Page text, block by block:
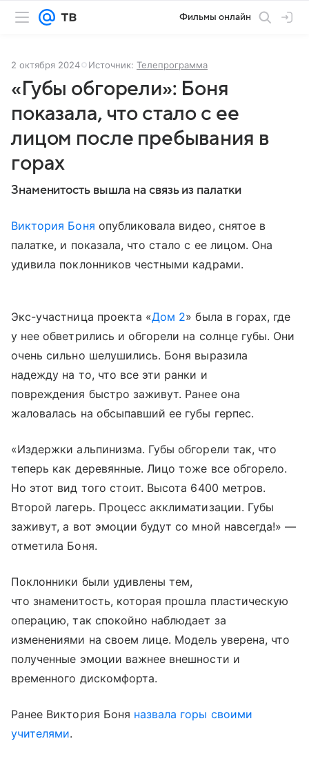
Фильмы онлайн
2 октября 2024 Источник: Телепрограмма
«Губы обгорели»: Боня
показала, что стало с ее
лицом после пребывания в
горах
Знаменитость вышла на связь из палатки
Виктория Боня опубликовала видео, снятое в
палатке, и показала, что стало с ее лицом. Она
удивила поклонников честными кадрами.
Экс-участница проекта «Дом 2» была в горах, где
у нее обветрились и обгорели на солнце губы. Они
очень сильно шелушились. Боня выразила
надежду на то, что все эти ранки и
повреждения быстро заживут. Ранее она
жаловалась на обсыпавший ее губы герпес.
«Издержки альпинизма. Губы обгорели так, что
теперь как деревянные. Лицо тоже все обгорело.
Но этот вид того стоит. Высота 6400 метров.
Второй лагерь. Процесс акклиматизации. Губы
заживут, а вот эмоции будут со мной навсегда!» —
отметила Боня.
Поклонники были удивлены тем,
что знаменитость, которая прошла пластическую
операцию, так спокойно наблюдает за
изменениями на своем лице. Модель уверена, что
полученные эмоции важнее внешности и
временного дискомфорта.
Ранее Виктория Боня назвала горы своими
учителями.